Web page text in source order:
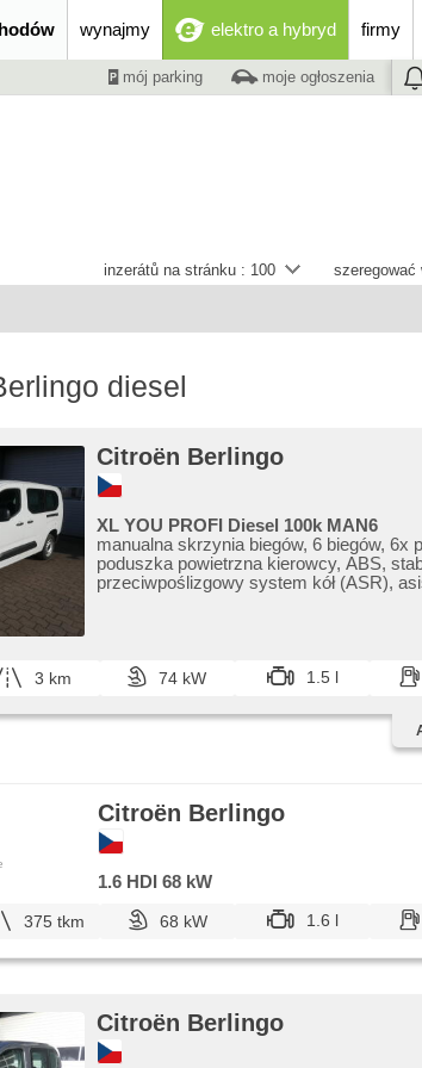
wynajmy elektro a hybryd firmy
mój parking moje ogłoszenia
szeregować
inzerátů na stránku : 100
diesel
Citroën Berlingo
XL YOU PROFI Diesel 100k MAN6
manualna skrzynia biegów, 6 biegów, 6x
poduszka powietrzna kierowcy, ABS,
przeciwpoślizgowy system kół (ASR),
poduszki pasażera, hands free,
centralny zamek, podgrzewane fotele,
kierowcy, czujnik ciśnienia opon,
halogeny, start-stop systém, USB,
3 km 74 kW 1.5 l
Citroën Berlingo
1.6 HDI 68 kW
375 tkm 68 kW 1.6 l
Citroën Berlingo